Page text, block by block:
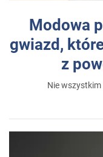
Modowa
gwiazd,
z
Nie